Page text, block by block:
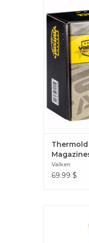
Valken
69.99 $
Le
billes
polymère
léger et